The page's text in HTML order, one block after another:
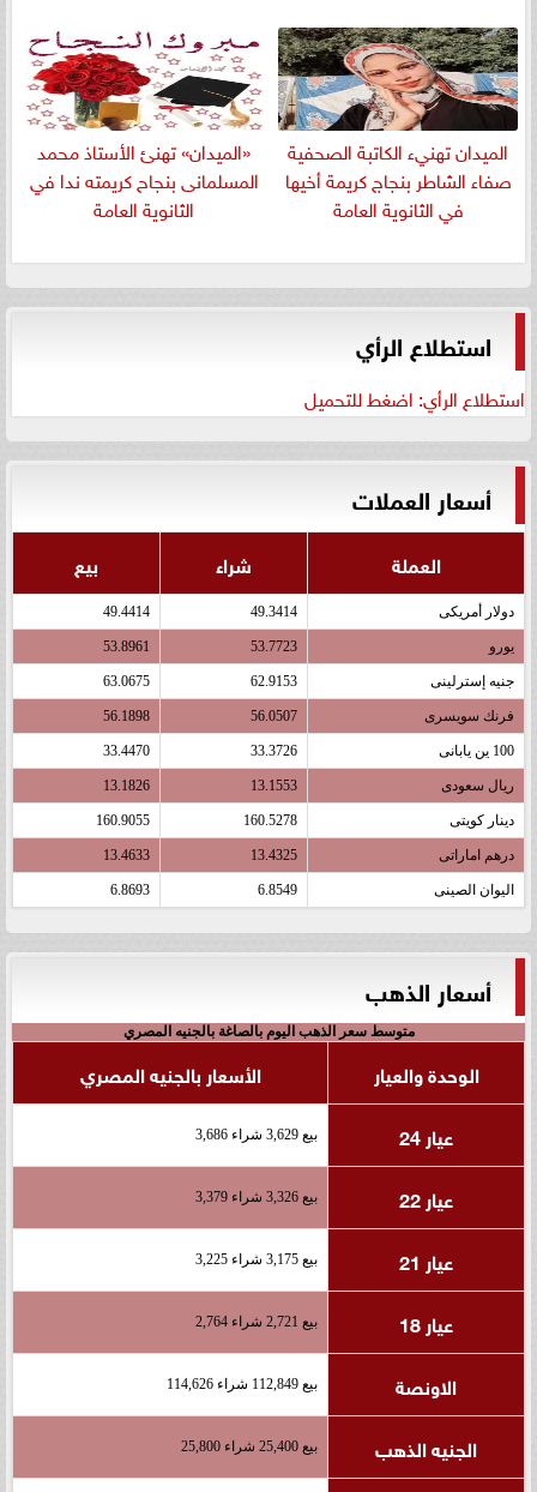
الميدان تهنيء الكاتبة الصحفية
صفاء الشاطر بنجاج كريمة أخيها
في الثانوية العامة
«الميدان» تهنئ الأستاذ محمد
المسلمانى بنجاح كريمته ندا في
الثانوية العامة
استطلاع الرأي
استطلاع الرأي: اضغط للتحميل
أسعار العملات
العملة شراء بيع
دولار أمريكى 49.3414
49.4414
يورو 53.7723
53.8961
جنيه إسترلينى 62.9153
63.0675
فرنك سويسرى 56.0507
56.1898
100 ين يابانى 33.3726
33.4470
ريال سعودى 13.1553
13.1826
دينار كويتى 160.5278
160.9055
درهم اماراتى 13.4325
13.4633
اليوان الصينى 6.8549
6.8693
أسعار الذهب
متوسط سعر الذهب اليوم بالصاغة بالجنيه المصري
الوحدة والعيار
الأسعار بالجنيه المصري
عيار 24
بيع 3,629 شراء 3,686
عيار 22 بيع 3,326 شراء 3,379
عيار 21 بيع 3,175 شراء 3,225
عيار 18 بيع 2,721 شراء 2,764
الاونصة بيع 112,849 شراء 114,626
الجنيه الذهب بيع 25,400 شراء 25,800